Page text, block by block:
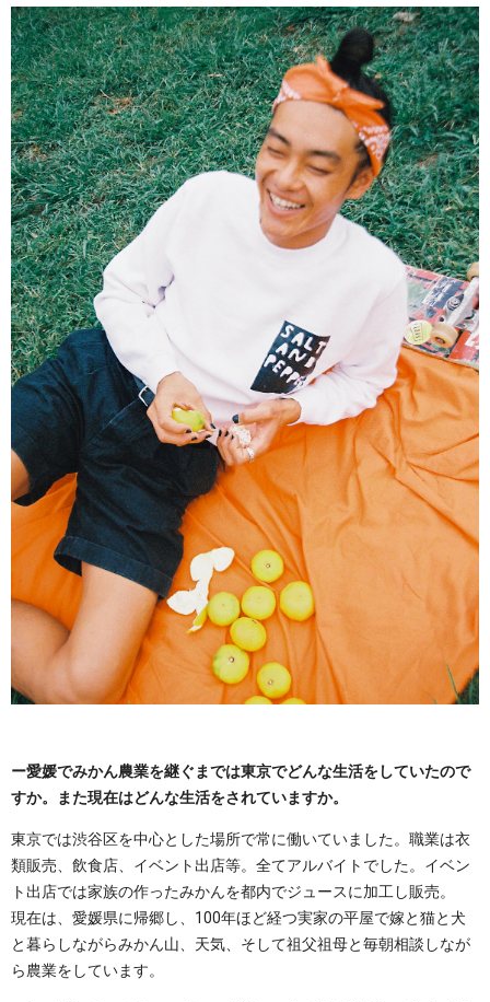
ー愛媛でみかん農業を継ぐまでは東京でどんな生活をしていたので
すか。また現在はどんな生活をされていますか。
東京では渋谷区を中心とした場所で常に働いていました。職業は衣
類販売、飲食店、イベント出店等。全てアルバイトでした。イベン
ト出店では家族の作ったみかんを都内でジュースに加工し販売。
現在は、愛媛県に帰郷し、100年ほど経つ実家の平屋で嫁と猫と犬
と暮らしながらみかん山、天気、そして祖父祖母と毎朝相談しなが
ら農業をしています。